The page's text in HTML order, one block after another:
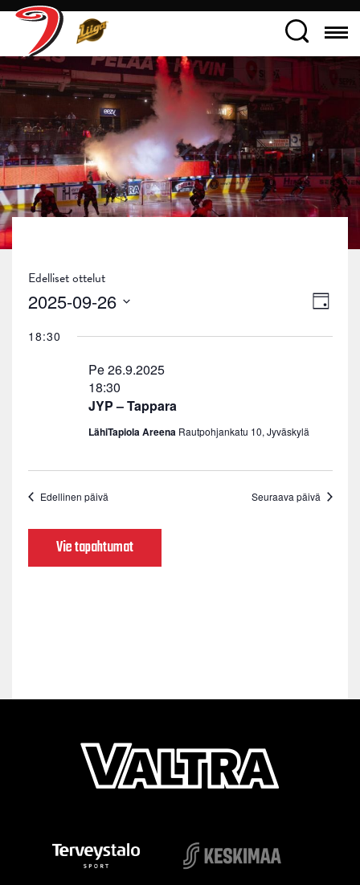
Edelliset ottelut
Päivä
2025-09-26
päivä.
18:30
JYP – Tappara
Pe 26.9.2025
18:30
LähiTapiola Areena Rautpohjankatu 10, Jyväskylä
Edellinen päivä Seuraava päivä
Vie tapahtumat